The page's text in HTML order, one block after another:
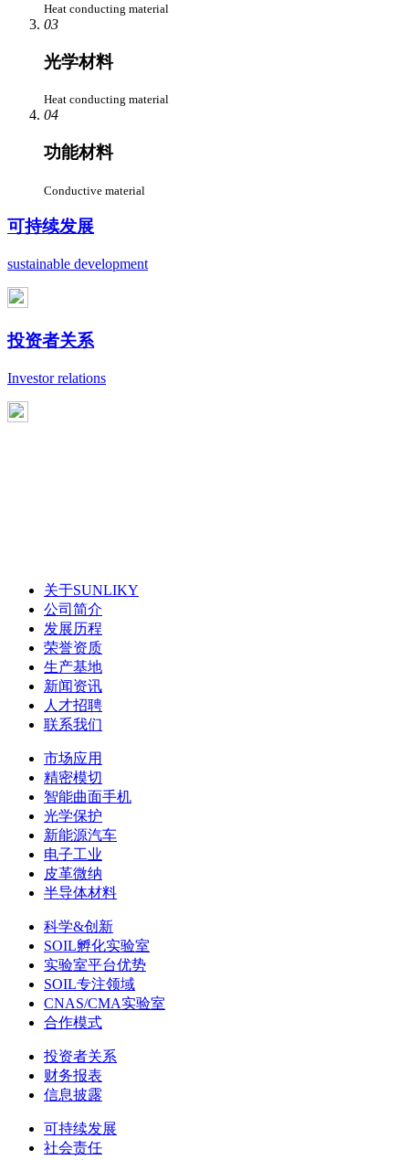
Heat conducting material
03
光学材料
Heat conducting material
04
功能材料
Conductive material
可持续发展
sustainable development
投资者关系
Investor relations
关于SUNLIKY
公司简介
发展历程
荣誉资质
生产基地
新闻资讯
人才招聘
联系我们
市场应用
精密模切
智能曲面手机
光学保护
新能源汽车
电子工业
皮革微纳
半导体材料
科学&创新
SOIL孵化实验室
实验室平台优势
SOIL专注领域
CNAS/CMA实验室
合作模式
投资者关系
财务报表
信息披露
可持续发展
社会责任